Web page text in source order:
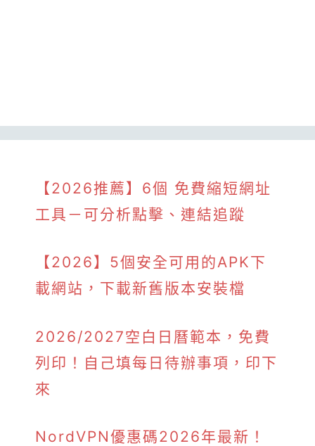
【2026推薦】6個 免費縮短網址
工具－可分析點擊、連結追蹤
【2026】5個安全可用的APK下
載網站，下載新舊版本安裝檔
2026/2027空白日曆範本，免費
列印！自己填每日待辦事項，印下
來
NordVPN優惠碼2026年最新！